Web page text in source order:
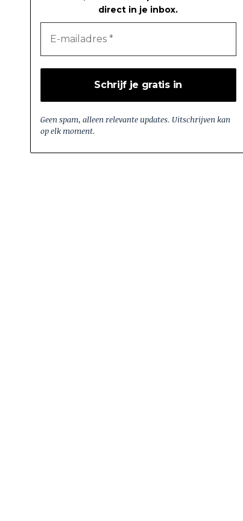
direct in je inbox.
Geen spam, alleen relevante updates. Uitschrijven kan
op elk moment.